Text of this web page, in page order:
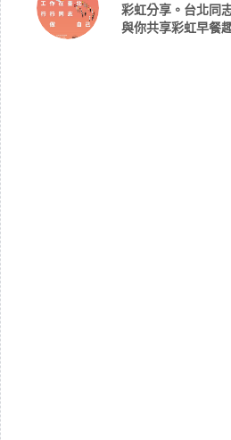
彩虹分享。台北同
與你共享彩虹早餐